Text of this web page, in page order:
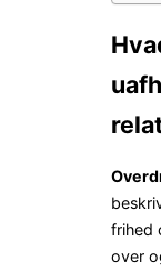
frihed
over